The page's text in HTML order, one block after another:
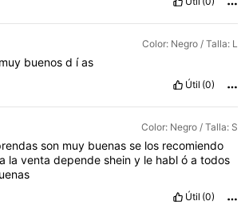
Color: Negro / Talla: L
muy buenosd ías
Útil (0)
Color: Negro / Talla: S
son muy buenasse los recomiendo
a laventadependesheiny le hablóatodos
Útil (0)